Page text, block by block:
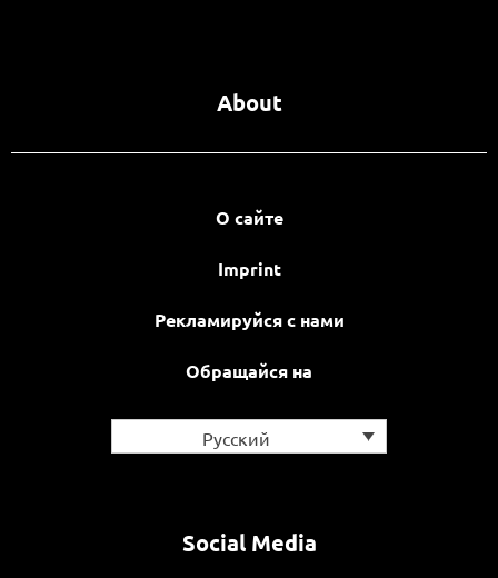
About
О сайте
Imprint
Рекламируйся с нами
Обращайся на
Русский
Social Media